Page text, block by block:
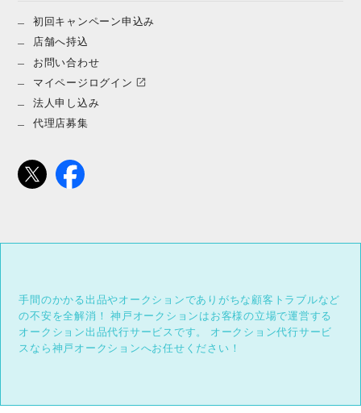
初回キャンペーン申込み
店舗へ持込
お問い合わせ
マイページログイン
法人申し込み
代理店募集
手間のかかる出品やオークションでありがちな顧客トラブルなど
の不安を全解消！
神戸オークションはお客様の立場で運営する
オークション出品代行サービスです。
オークション代行サービ
スなら神戸オークションへお任せください！